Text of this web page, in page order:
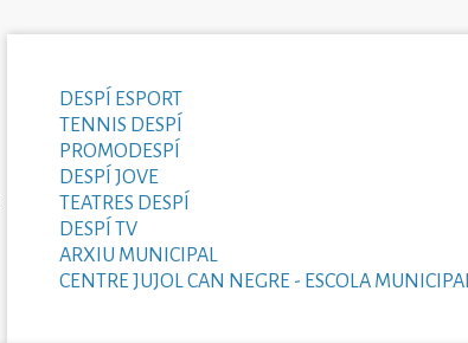
DESPÍ ESPORT
TENNIS DESPÍ
PROMODESPÍ
DESPÍ JOVE
TEATRES DESPÍ
DESPÍ TV
ARXIU MUNICIPAL
CENTRE JUJOL CAN NEGRE - ESCOLA